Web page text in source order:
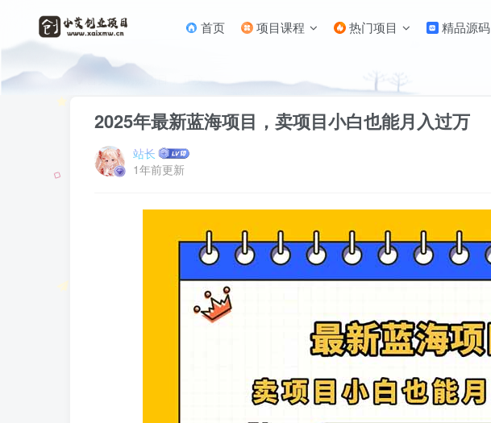
首页 项目课程 热门项目 精品源码
首页 网赚项目 正文
2025年最新蓝海项目，卖项目小白也能月入过万
站长
1年前更新